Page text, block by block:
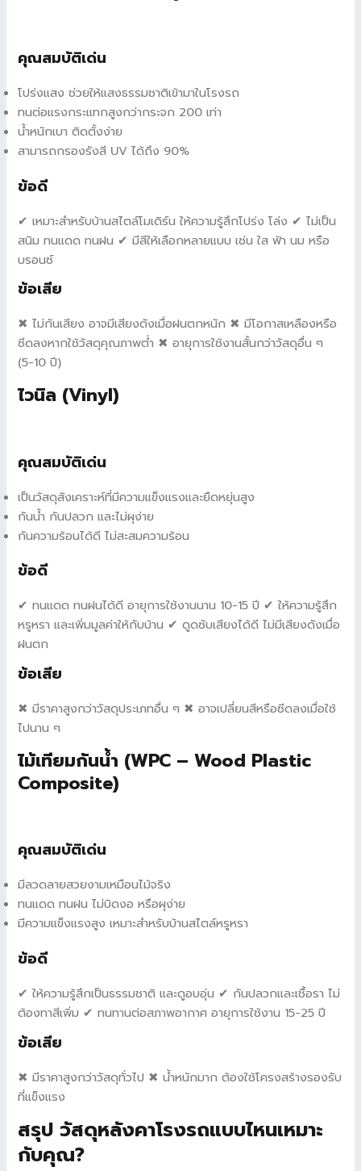
คุณสมบัติเด่น
โปร่งแสง ช่วยให้แสงธรรมชาติเข้ามาในโรงรถ
ทนต่อแรงกระแทกสูงกว่ากระจก 200 เท่า
น้ำหนักเบา ติดตั้งง่าย
สามารถกรองรังสี UV ได้ถึง 90%
ข้อดี
✔ เหมาะสำหรับบ้านสไตล์โมเดิร์น ให้ความรู้สึกโปร่ง โล่ง ✔ ไม่เป็น
สนิม ทนแดด ทนฝน ✔ มีสีให้เลือกหลายแบบ เช่น ใส ฟ้า นม หรือ
บรอนซ์
ข้อเสีย
✖ ไม่กันเสียง อาจมีเสียงดังเมื่อฝนตกหนัก ✖ มีโอกาสเหลืองหรือ
ซีดลงหากใช้วัสดุคุณภาพต่ำ ✖ อายุการใช้งานสั้นกว่าวัสดุอื่น ๆ
(5-10 ปี)
ไวนิล (Vinyl)
คุณสมบัติเด่น
เป็นวัสดุสังเคราะห์ที่มีความแข็งแรงและยืดหยุ่นสูง
กันน้ำ กันปลวก และไม่ผุง่าย
กันความร้อนได้ดี ไม่สะสมความร้อน
ข้อดี
✔ ทนแดด ทนฝนได้ดี อายุการใช้งานนาน 10-15 ปี ✔ ให้ความรู้สึก
หรูหรา และเพิ่มมูลค่าให้กับบ้าน ✔ ดูดซับเสียงได้ดี ไม่มีเสียงดังเมื่อ
ฝนตก
ข้อเสีย
✖ มีราคาสูงกว่าวัสดุประเภทอื่น ๆ ✖ อาจเปลี่ยนสีหรือซีดลงเมื่อใช้
ไปนาน ๆ
ไม้เทียมกันน้ำ (WPC – Wood Plastic
Composite)
คุณสมบัติเด่น
มีลวดลายสวยงามเหมือนไม้จริง
ทนแดด ทนฝน ไม่บิดงอ หรือผุง่าย
มีความแข็งแรงสูง เหมาะสำหรับบ้านสไตล์หรูหรา
ข้อดี
✔ ให้ความรู้สึกเป็นธรรมชาติ และดูอบอุ่น ✔ กันปลวกและเชื้อรา ไม่
ต้องทาสีเพิ่ม ✔ ทนทานต่อสภาพอากาศ อายุการใช้งาน 15-25 ปี
ข้อเสีย
✖ มีราคาสูงกว่าวัสดุทั่วไป ✖ น้ำหนักมาก ต้องใช้โครงสร้างรองรับ
ที่แข็งแรง
สรุป วัสดุหลังคาโรงรถแบบไหนเหมาะ
กับคุณ?